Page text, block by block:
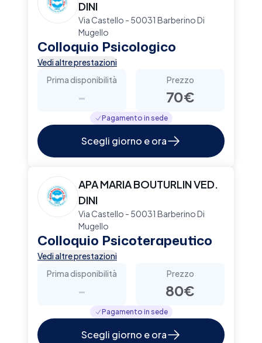
DINI
Via Castello - 50031 Barberino Di
Mugello
Colloquio Psicologico
Vedi altre prestazioni
Prima disponibilità
-
Prezzo
70€
Pagamento in sede
Scegli giorno e ora
APA MARIA BOUTURLIN VED.
DINI
Via Castello - 50031 Barberino Di
Mugello
Colloquio Psicoterapeutico
Vedi altre prestazioni
Prima disponibilità
-
Prezzo
80€
Pagamento in sede
Scegli giorno e ora